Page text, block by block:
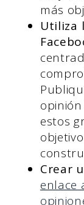
más
Utiliza
estos
Crear
enlace